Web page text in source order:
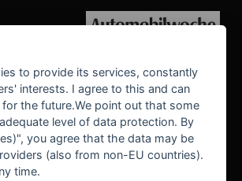
WE SUPPORT
to provide its services, constantly
interests. I agree to this and can
the future.We point out that some
level of data protection. By
you agree that the data may be
(also from non-EU countries).
time.